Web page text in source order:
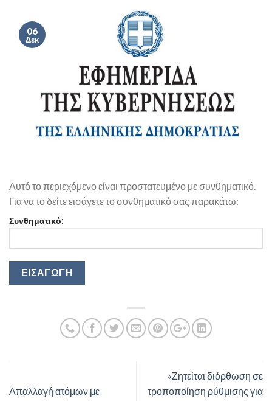
06
Δεκ
Αυτό το περιεχόμενο είναι προστατευμένο με συνθηματικό.
Για να το δείτε εισάγετε το συνθηματικό σας παρακάτω:
Συνθηματικό:
Απαλλαγή ατόμων με
«Ζητείται διόρθωση σε
τροποποίηση ρύθμισης για